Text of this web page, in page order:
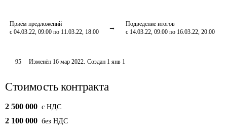
Приём предложений
с 04.03.22, 09:00 по 11.03.22, 18:00
Подведение итогов
с 14.03.22, 09:00 по 16.03.22, 20:00
95 Изменён 16 мар 2022. Создан 1 янв 1
Стоимость контракта
2 500 000 c НДС
2 100 000 без НДС